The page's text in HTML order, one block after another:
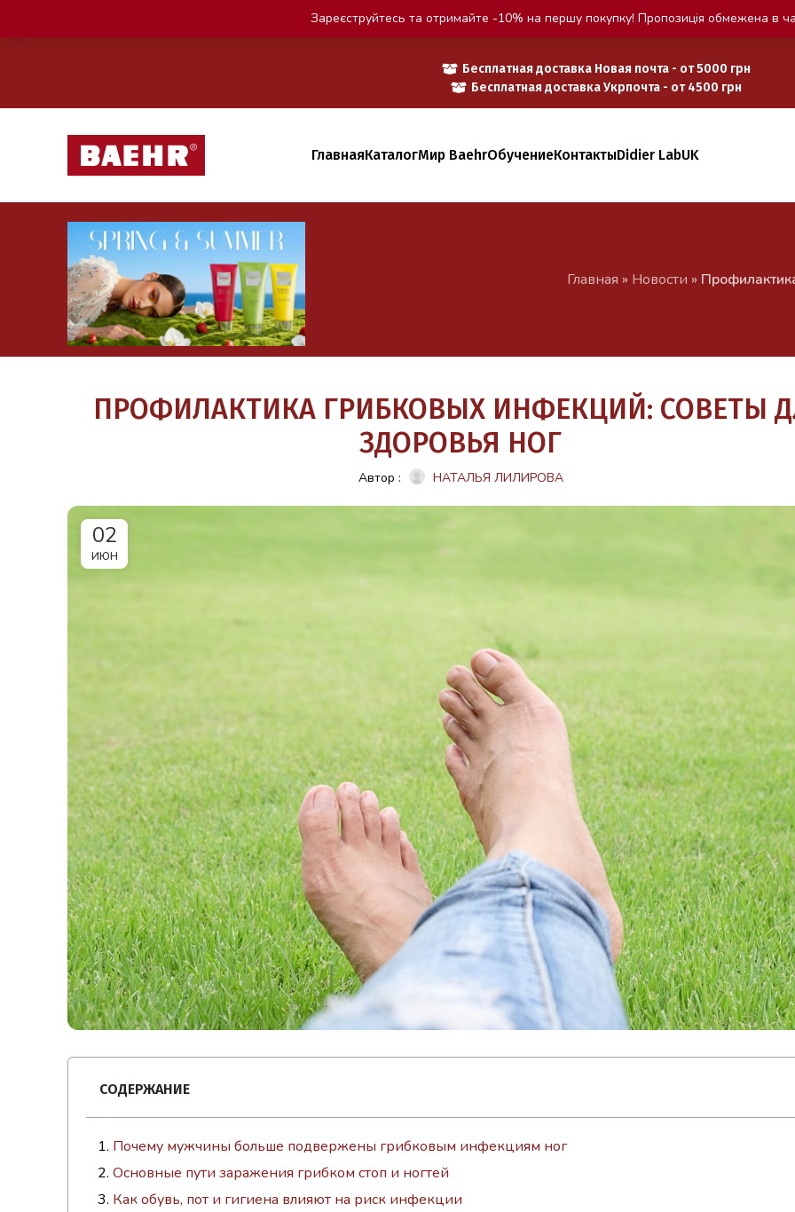
Бесплатная доставка Новая почта - от 5000 грн
Бесплатная доставка Укрпочта - от 4500 грн
ГлавнаяКаталогМир BaehrОбучениеКонтактыDidier LabUK
Главная » Новости »
ПРОФИЛАКТИКА ГРИБКОВЫХ ИНФЕКЦИЙ: СОВЕТЫ
ЗДОРОВЬЯ НОГ
Автор : НАТАЛЬЯ ЛИЛИРОВА
02
ИЮН
СОДЕРЖАНИЕ
Почему мужчины больше подвержены грибковым инфекциям ног
Основные пути заражения грибком стоп и ногтей
Как обувь, пот и гигиена влияют на риск инфекции
Зареєструйтесь та отримайте -10% на першу покупку! Пропозиція обмежена в